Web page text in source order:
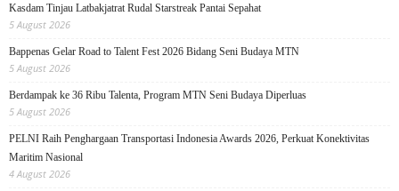
Kasdam Tinjau Latbakjatrat Rudal Starstreak Pantai Sepahat
5 August 2026
Bappenas Gelar Road to Talent Fest 2026 Bidang Seni Budaya MTN
5 August 2026
Berdampak ke 36 Ribu Talenta, Program MTN Seni Budaya Diperluas
5 August 2026
PELNI Raih Penghargaan Transportasi Indonesia Awards 2026, Perkuat Konektivitas
Maritim Nasional
4 August 2026